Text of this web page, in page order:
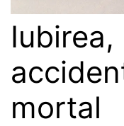
Iubirea,
mortal